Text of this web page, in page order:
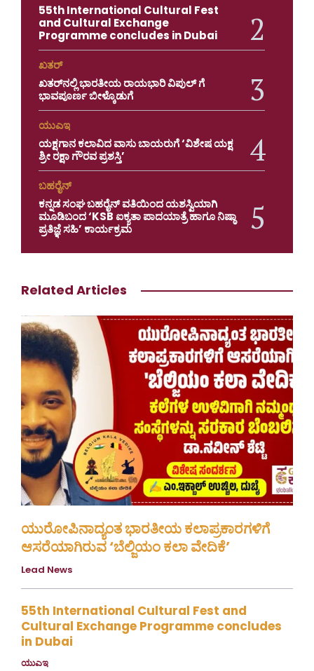
55th International Cultural Fest
and Cultural Exchange
Programme concludes in Dubai
ಖತರ್
ಖತರ್‌ನಲ್ಲಿ ಭಾರತೀಯ ರಾಯಭಾರಿ ವಿಪುಲ್ ಗೆ
ಭಾವಪೂರ್ಣ ಬೀಳ್ಕೊಡುಗೆ
ಯುಎಇ
ಯಕ್ಷಗಾನ ಕಲಾವಿದ ವಾಸು ಬಾಯರುಗೆ ‘ವಿಶೇಷ ಯಕ್ಷ
ಶ್ರೀ ರಕ್ಷಾ ಗೌರವ ಪ್ರಶಸ್ತಿ’
ಬಹರೈನ್
ಕನ್ನಡ ಸಂಘ ಬಹರೈನ್ ವತಿಯಿಂದ ಯಶಸ್ವಿಯಾಗಿ
ಮೂಡಿಬಂದ ‘KSB ಐಕ್ಯತಾ ಪಾದಯಾತ್ರೆ ಹಾಗೂ ನಿಷ್ಠಾ
ಪ್ರತಿಜ್ಞೆ ಸಹಿ’ ಕಾರ್ಯಕ್ರಮ
Related Articles
ಯುರೋಪಿನಾದ್ಯಂತ ಭಾರತೀಯ ಕಲಾಪ್ರಕಾರಗಳಿಗೆ
ಆಸರೆಯಾಗಿರುವ ‘ಬೆಲ್ಜಿಯಂ ಕಲಾ ವೇದಿಕೆ’
Lead News
55th International Cultural Fest and
Cultural Exchange Programme concludes
in Dubai
ಯುಎಇ